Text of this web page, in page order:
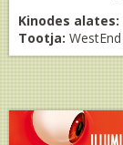
Kinodes alates:
Tootja: